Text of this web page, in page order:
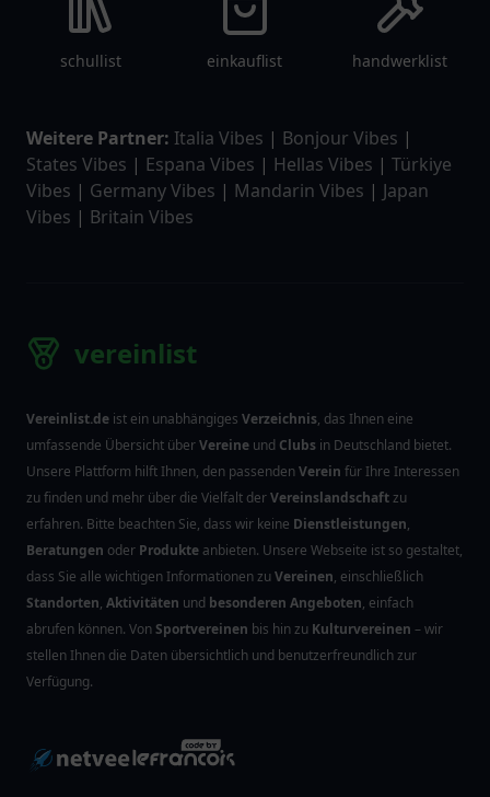
schullist einkauflist handwerklist
Weitere Partner: Italia Vibes | Bonjour Vibes |
States Vibes | Espana Vibes | Hellas Vibes | Türkiye
Vibes | Germany Vibes | Mandarin Vibes | Japan
Vibes | Britain Vibes
vereinlist
Vereinlist.de ist ein unabhängiges Verzeichnis, das Ihnen eine
umfassende Übersicht überVereine und Clubs in Deutschland bietet.
Unsere Plattform hilft Ihnen, den passendenVerein für Ihre Interessen
zu finden und mehr über die Vielfalt derVereinslandschaftzu
erfahren. Bitte beachten Sie, dass wir keine Dienstleistungen,
Beratungen oder Produkte anbieten. Unsere Webseite ist so gestaltet,
dass Sie alle wichtigen Informationen zu Vereinen, einschließlich
Standorten, Aktivitäten und besonderen Angeboten, einfach
abrufen können. VonSportvereinen bis hin zu Kulturvereinen – wir
stellen Ihnen die Daten übersichtlich und benutzerfreundlich zur
Verfügung.